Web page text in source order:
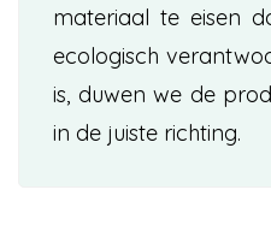
materiaal te eisen
ecologisch
is, duwen we de
in de juiste richting.